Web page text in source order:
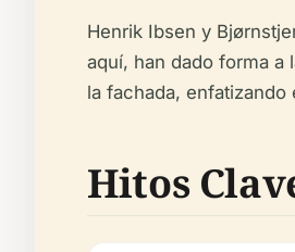
Henrik Ibsen y
aquí, han dado forma a
la fachada,
Hitos